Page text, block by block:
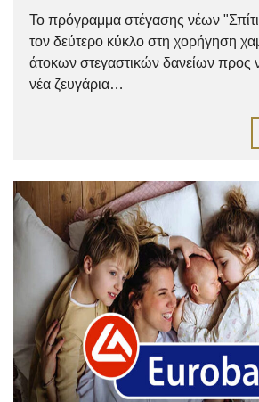
Το πρόγραμμα στέγασης νέων
τον δεύτερο κύκλο στη χορήγηση
άτοκων στεγαστικών δανείων προς
νέα ζευγάρια…